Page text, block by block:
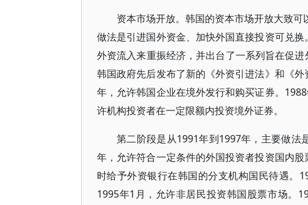
资本市场开放。韩国的资本市场开放大致
做法是引进国外资金、加快外国直接投资可兑
外资流入来重振经济，并出台了一系列旨在促
韩国政府先后发布了新的《外资引进法》和《
年，允许韩国企业在境外发行和购买证券。
许机构投资者在一定限额内投资境外证券。
第二阶段是从1991年到1997年，主要做法
年，允许符合一定条件的外国投资者投资国内
时给予外资银行在韩国的分支机构国民待遇。
1995年1月，允许非居民投资韩国股票市场。